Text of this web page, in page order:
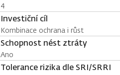
4
Investiční cíl
Kombinace ochrana i růst
Schopnost nést ztráty
Ano
Tolerance rizika dle SRI/SRRI